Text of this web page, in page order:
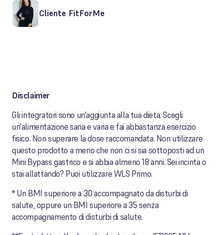
Cliente FitForMe
Disclaimer
Gli integratori sono un'aggiunta alla tua dieta. Scegli
un'alimentazione sana e varia e fai abbastanza esercizio
fisico. Non superare la dose raccomandata. Non utilizzare
questo prodotto a meno che non ci si sia sottoposti ad un
Mini Bypass gastrico e si abbia almeno 18 anni. Sei incinta o
stai allattando? Puoi utilizzare WLS Primo.
* Un BMI superiore a 30 accompagnato da disturbi di
salute, oppure un BMI superiore a 35 senza
accompagnamento di disturbi di salute.